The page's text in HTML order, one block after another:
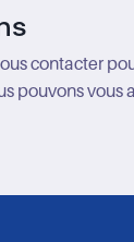
contacter
pouvons vous